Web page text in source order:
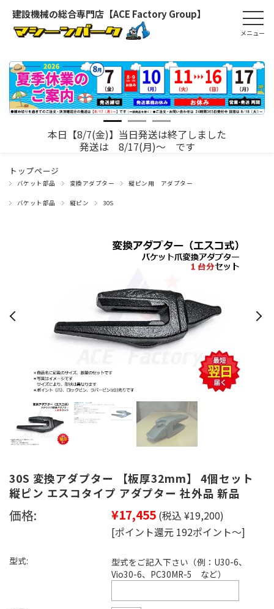
建設機械の総合専門店【ACE Factory Group】
本日【8/7(金)】当日発送は終了しました
発送は 8/17(月)～ です
トップページ
バケット部品 変換アダプター 縦ピン用 アダプター
バケット部品 縦ピン 30S
30S 変換アダプター 【板厚32mm】 4個セット
縦ピン エスコタイプ アダプター 社外品 新品
価格: ¥17,455 (税込 ¥19,200)
[ポイント還元 192ポイント～]
型式:
型式をご記入下さい（例：U30-6、
Vio30-6、PC30MR-5 など）